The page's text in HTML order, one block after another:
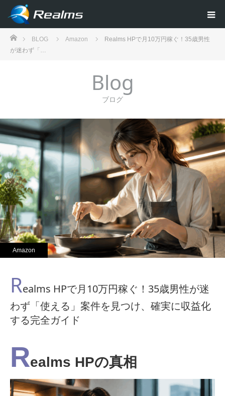
ホームBLOG Amazon
Realms HPで月10万円稼ぐ！35歳男性
が迷わず「…
Blog
ブログ
Amazon
Realms HPで月10万円稼ぐ！35歳男性が迷
わず「使える」案件を見つけ、確実に収益化
する完全ガイド
Realms HPの真相